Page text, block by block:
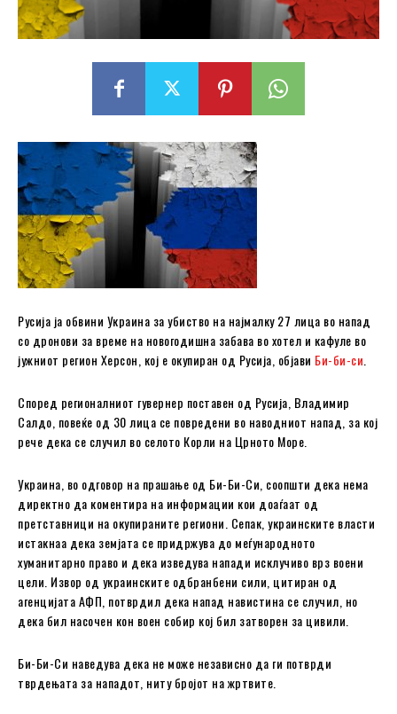
Русија ја обвини Украина за убиство на најмалку 27 лица во напад
со дронови за време на новогодишна забава во хотел и кафуле во
јужниот регион Херсон, кој е окупиран од Русија, објави Би-би-си
Според регионалниот гувернер поставен од Русија, Владимир
Салдо, повеќе од 30 лица се повредени во наводниот напад, за кој
рече дека се случил во селото Корли на Црното Море.
Украина, во одговор на прашање од Би-Би-Си, соопшти дека нема
директно да коментира на информации кои доаѓаат од
претставници на окупираните региони. Сепак, украинските власти
истакнаа дека земјата се придржува до меѓународното
хуманитарно право и дека изведува напади исклучиво врз воени
цели. Извор од украинските одбранбени сили, цитиран од
агенцијата АФП, потврдил дека напад навистина се случил, но
дека бил насочен кон воен собир кој бил затворен за цивили.
Би-Би-Си наведува дека не може независно да ги потврди
тврдењата за нападот, ниту бројот на жртвите.